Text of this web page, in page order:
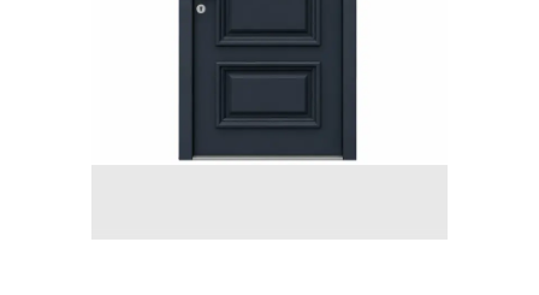
02 37 24 27 71
DEMANDE DE DEVIS